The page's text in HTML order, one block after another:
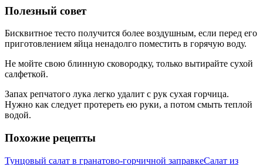
Полезный совет
Бисквитное тесто получится более воздушным, если перед его
приготовлением яйца ненадолго поместить в горячую воду.
Не мойте свою блинную сковородку, только вытирайте сухой
салфеткой.
Запах репчатого лука легко удалит с рук сухая горчица.
Нужно как следует протереть ею руки, а потом смыть теплой
водой.
Похожие рецепты
Тунцовый салат в гранатово-горчичной заправкеСалат из